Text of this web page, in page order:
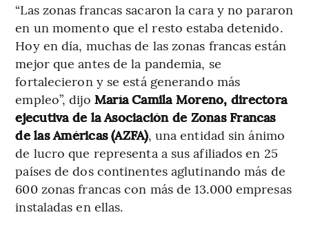
“Las zonas francas sacaron la cara y no pararon
en un momento que el resto estaba detenido.
Hoy en día, muchas de las zonas francas están
mejor que antes de la pandemia, se
fortalecieron y se está generando más
empleo”, dijo María Camila Moreno, directora
ejecutiva de la Asociación de Zonas Francas
de las Américas (AZFA), una entidad sin ánimo
de lucro que representa a sus afiliados en 25
países de dos continentes aglutinando más de
600 zonas francas con más de 13.000 empresas
instaladas en ellas.